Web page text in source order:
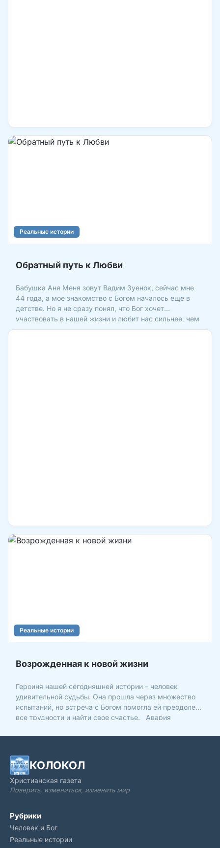
Реальные истории
Обратный путь к Любви
Бабушка Аня Меня зовут Вадим Зуенок, сейчас мне
44 года, а мое знакомство с Богом началось еще в
детстве. Но я не сразу понял, что Бог хочет
участвовать в нашей жизни и любит нас сильнее, чем
мы думаем… Когда я был ребенком, я часто
Реальные истории
Возрожденная к новой жизни
Героиня нашей сегодняшней истории – человек
удивительной судьбы. Она прошла через множество
испытаний, но встреча с Богом помогла ей преодолеть
все трудности и найти свое счастье. Авария
агрогородке Засковичи (Минская область, Беларусь).
КОЛОКОЛ
Христианская газета
Поверить, измениться, изменить мир
Рубрики
Человек и Бог
Реальные истории